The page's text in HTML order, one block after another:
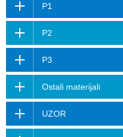
P1
P2
P3
Ostali materijali
UZOR